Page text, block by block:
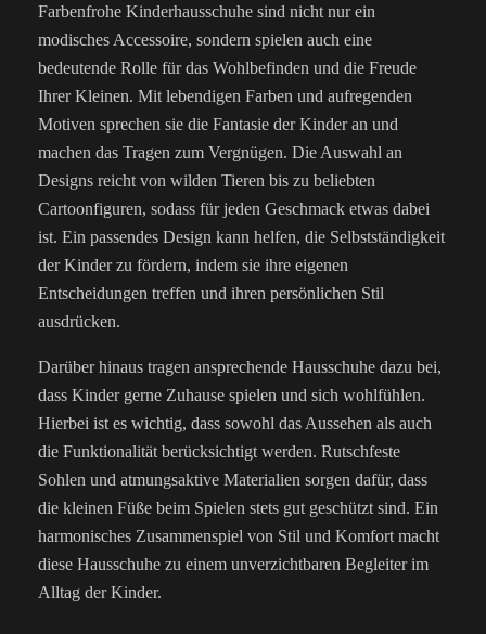
Farbenfrohe Kinderhausschuhe sind nicht nur ein
modisches Accessoire, sondern spielen auch eine
bedeutende Rolle für das Wohlbefinden und die Freude
Ihrer Kleinen. Mit lebendigen Farben und aufregenden
Motiven sprechen sie die Fantasie der Kinder an und
machen das Tragen zum Vergnügen. Die Auswahl an
Designs reicht von wilden Tieren bis zu beliebten
Cartoonfiguren, sodass für jeden Geschmack etwas dabei
ist. Ein passendes Design kann helfen, die Selbstständigkeit
der Kinder zu fördern, indem sie ihre eigenen
Entscheidungen treffen und ihren persönlichen Stil
ausdrücken.
Darüber hinaus tragen ansprechende Hausschuhe dazu bei,
dass Kinder gerne Zuhause spielen und sich wohlfühlen.
Hierbei ist es wichtig, dass sowohl das Aussehen als auch
die Funktionalität berücksichtigt werden. Rutschfeste
Sohlen und atmungsaktive Materialien sorgen dafür, dass
die kleinen Füße beim Spielen stets gut geschützt sind. Ein
harmonisches Zusammenspiel von Stil und Komfort macht
diese Hausschuhe zu einem unverzichtbaren Begleiter im
Alltag der Kinder.